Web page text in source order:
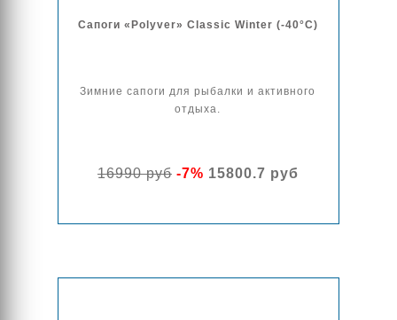
Сапоги «Polyver» Classic Winter (-40°C)
Зимние сапоги для рыбалки и активного
отдыха.
16990 руб-7% 15800.7 руб